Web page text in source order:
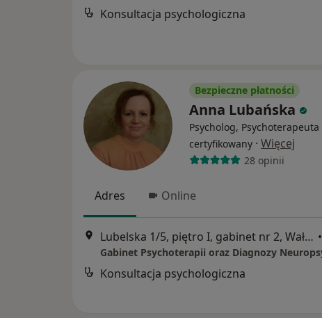
Konsultacja psychologiczna
Bezpieczne płatności
Anna Lubańska
Psycholog, Psychoterapeuta
certyfikowany · Więcej
28 opinii
Adres Online
Lubelska 1/5, piętro I, gabinet nr 2, Wałbrzych •
Konsultacja psychologiczna